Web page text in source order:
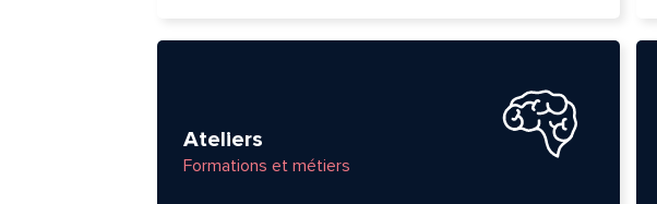
Ateliers
Formations et métiers
Adresse e-mail*